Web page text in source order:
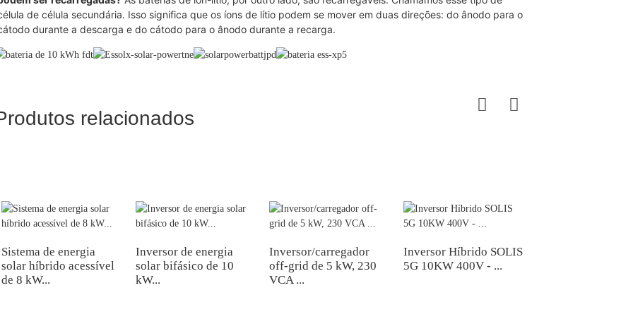
de célula secundária. Isso significa que os íons de lítio podem se mover em duas direções: do ânodo para o
durante a descarga e do cátodo para o ânodo durante a recarga.
relacionados
Sistema de energia
solar híbrido acessível
de 8 kW...
Inversor de energia
solar bifásico de 10
kW...
Inversor/carregador
off-grid de 5 kW, 230
VCA ...
Inversor Híbrido SOLIS
5G 10KW 400V - ...